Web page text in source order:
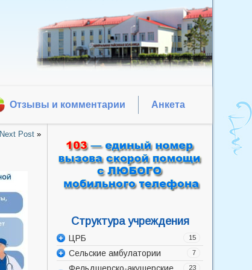
Отзывы и комментарии Анкета
Next Post »
Структура учреждения
15
ЦРБ
Администрация
7
Сельские амбулатории
23